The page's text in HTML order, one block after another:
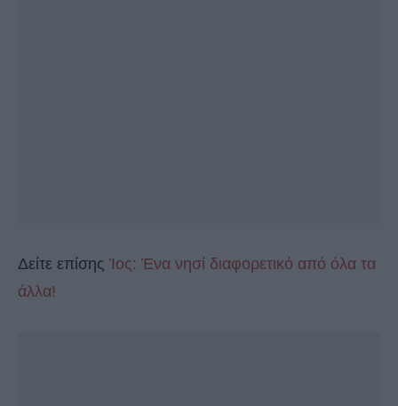
Δείτε επίσης Ίος: Ένα νησί διαφορετικό από όλα τα
άλλα!